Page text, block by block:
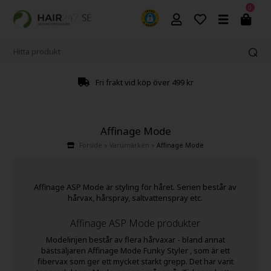
0
Fri frakt vid köp över 499 kr
Affinage Mode
Forside Varumärken Affinage Mode
Affinage ASP Mode är styling för håret. Serien består av
hårvax, hårspray, saltvattenspray etc.
Affinage ASP Mode produkter
Modelinjen består av flera hårvaxar - bland annat
bästsäljaren Affinage Mode Funky Styler , som är ett
fibervax som ger ett mycket starkt grepp. Det har varit